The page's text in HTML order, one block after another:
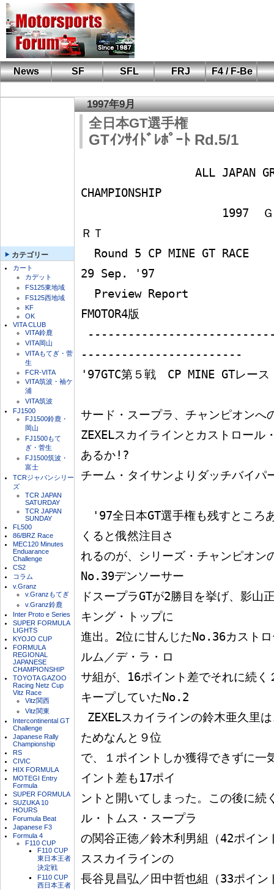
News SF SFL FRJ
F4 / F-Be
カテゴリー
カート
カデット
FS125東地域
FS125西地域
KF
OK
VITA CLUB
VITA鈴鹿
VITA岡山
VITAもてぎ・菅
生
FCR-VITA
VITA筑波・袖ケ
浦
VITA筑波
FJ1500
FJ1500鈴鹿・
岡山
FJ1500もて
ぎ・菅生
FJ1500筑波・
富士
TCRジャパンシリー
ズ
TCR JAPAN
SATURDAY
TCR JAPAN
SUNDAY
FL500
86/BRZ Race
MEC120 Minutes
Enduarance
Challenge
CS2
コラム
v.Granz
v.Granzもてぎ
v.Granz鈴鹿
Inter Proto e Series
SUPER FORMULA
LIGHTS
KYOJO CUP
FORMULA
REGIONAL
JAPANESE
CHAMPIONSHIP
TOYOTA GAZOO
Racing Netz Cup
Vitz Race
Vitz関西
Vitz関東
Intercontinental GT
Challenge
Japanese Rally
Championship
RS
CIVIC
HIX FORMULA
MOTEGI Entry
Formula
SUPER FORMULA
SUZUKA 10
HOURS
Forumula Beat
Japanese F3
Formula 4
F110 CUP
F110 CUP
東日本王者
決定戦
F110 CUP
西日本王者
1997年9月
全日本GT選手権
GTｲﾝｻｲﾄﾞﾚﾎﾟｰﾄ Rd.5/1
CHAMPIONSHIP
ＲＴ
29 Sep. '97
FMOTOR4版
------------------------
'97GTC第５戦　CP MINE GTレース
サード・スープラ、チャンピオンへ
ZEXELスカイラインとカストロール
あるか!?
チーム・タイサンよりダッチバイパ
'97全日本GT選手権も残すところ
くると俄然注目さ
れるのが、シリーズ・チャンピオン
No.39デンソーサー
ドスープラGTが2勝目を挙げ、影山
キング・トップに
進出。2位に甘んじたNo.36カスト
ルム／デ・ラ・ロ
サ組が、16ポイント差でそれに続
キープしていたNo.2
ためなんと９位
で、１ポイントしか獲得できずに一
イント差も17ポイ
ントと開いてしまった。この後に
ル・トムス・スープラ
の関谷正徳／鈴木利男組（42ポイ
ススカイラインの
長谷見昌弘／田中哲也組（33ポイン